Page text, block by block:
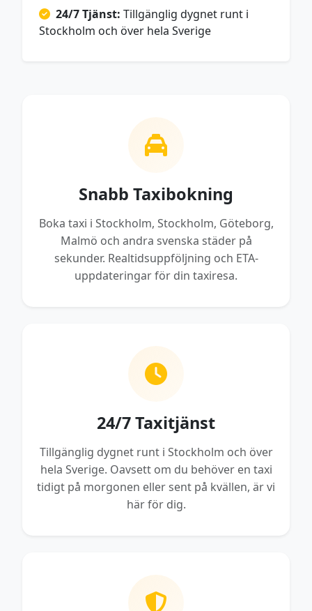
24/7 Tjänst: Tillgänglig dygnet runt i
Stockholm och över hela Sverige
Snabb Taxibokning
Boka taxi i Stockholm, Stockholm, Göteborg,
Malmö och andra svenska städer på
sekunder. Realtidsuppföljning och ETA-
uppdateringar för din taxiresa.
24/7 Taxitjänst
Tillgänglig dygnet runt i Stockholm och över
hela Sverige. Oavsett om du behöver en taxi
tidigt på morgonen eller sent på kvällen, är vi
här för dig.